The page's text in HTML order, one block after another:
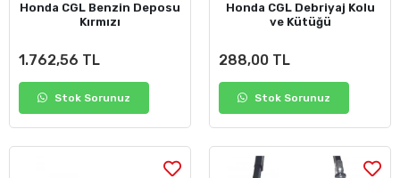
Honda CGL Benzin Deposu
Kırmızı
1.762,56 TL
Stok Sorunuz
Honda CGL Debriyaj Kolu
ve Kütüğü
288,00 TL
Stok Sorunuz